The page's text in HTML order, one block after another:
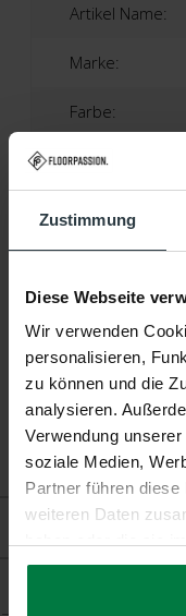
Zustimmung
Diese Webseite
Wir verwenden
personalisieren,
zu können und die
analysieren.
Verwendung
soziale Medien,
Partner führen
weiteren Daten
gesammelt haben.
Artikel Name:
Marke:
Farbe:
Material:
33% Polyester,
Florhöhe:
Land Der
Garantie:
2 Jahre